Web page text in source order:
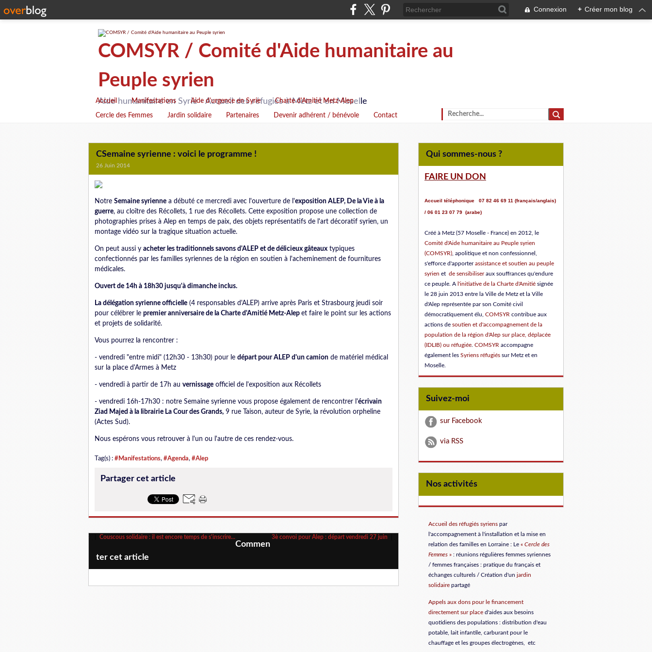
Connexion + Créer mon blog
COMSYR / Comité d'Aide humanitaire au
Peuple syrien
Aide humanitaire en Syrie - Accueil des réfugiés à Metz et en Moselle
Accueil Manifestations Aide d'urgence en Syrie Charte d'Amitié Metz-Alep
Cercle des Femmes Jardin solidaire Partenaires Devenir adhérent / bénévole Contact
CSemaine syrienne : voici le programme !
26 Juin 2014
Notre Semaine syrienne a débuté ce mercredi avec l'ouverture de l'exposition ALEP, De la Vie à la
guerre, au cloître des Récollets, 1 rue des Récollets. Cette exposition propose une collection de
photographies prises à Alep en temps de paix, des objets représentatifs de l'art décoratif syrien, un
montage vidéo sur la tragique situation actuelle.
On peut aussi y acheter les traditionnels savons d'ALEP et de délicieux gâteaux typiques
confectionnés par les familles syriennes de la région en soutien à l'acheminement de fournitures
médicales.
Ouvert de 14h à 18h30 jusqu'à dimanche inclus.
La délégation syrienne officielle (4 responsables d'ALEP) arrive après Paris et Strasbourg jeudi soir
pour célébrer le premier anniversaire de la Charte d'Amitié Metz-Alep et faire le point sur les actions
et projets de solidarité.
Vous pourrez la rencontrer :
- vendredi "entre midi" (12h30 - 13h30) pour le départ pour ALEP d'un camion de matériel médical
sur la place d'Armes à Metz
- vendredi à partir de 17h au vernissage officiel de l'exposition aux Récollets
- vendredi 16h-17h30 : notre Semaine syrienne vous propose également de rencontrer l'écrivain
Ziad Majed à la librairie La Cour des Grands, 9 rue Taison, auteur de Syrie, la révolution orpheline
(Actes Sud).
Nous espérons vous retrouver à l'un ou l'autre de ces rendez-vous.
Tag(s) : #Manifestations, #Agenda, #Alep
Partager cet article
Couscous solidaire : il est encore temps de s'inscrire... 3è convoi pour Alep : départ vendredi 27 juin
Commen
ter cet article
Qui sommes-nous ?
FAIRE UN DON
Accueil téléphonique 07 82 46 69 11 (français/anglais)
/ 06 01 23 07 79 (arabe)
Créé à Metz (57 Moselle - France) en 2012, le
Comité d'Aide humanitaire au Peuple syrien
(COMSYR) , apolitique et non confessionnel,
s'efforce d'apporterassistance et soutien au peuple
syrien et de sensibiliseraux souffrances qu'endure
ce peuple. A l'initiative de la Charte d'Amitié signée
le 28 juin 2013 entre la Ville de Metz et la Ville
d'Alep représentée par son Comité civil
démocratiquement élu COMSYR contribue aux
actions de soutien et d'accompagnement de la
population de la région d'Alep sur place, déplacée
(IDLIB) ou réfugiée. COMSYR accompagne
également les Syriens réfugiés sur Metz et en
Moselle.
Suivez-moi
sur Facebook
via RSS
Nos activités
Accueil des réfugiés syrienspar
l'accompagnement à l'installation et la mise en
relation des familles en Lorraine: Le « Cercle des
Femmes »: réunions régulières femmes syriennes
/ femmes françaises : pratique du français et
échanges culturels / Création d'un jardin
solidairepartagé
Appels aux dons pour le financement
directement sur placed'aides aux besoins
quotidiens des populations : distribution d'eau
potable, lait infantile, carburant pour le
chauffage et les groupes électrogènes, etc